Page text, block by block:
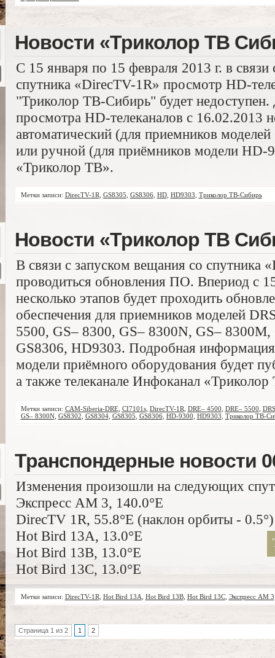
Новости «Триколор ТВ
С 15 января по 15 февраля 2013 г. в
спутника «DirecTV-1R» просмотр HD-
"Триколор ТВ-Сибирь" будет недоступен.
просмотра HD-телеканалов с 16.02.2013
автоматический (для приемников
или ручной (для приёмников модели HD-
«Триколор ТВ».
Метки записи: DirecTV-1R GS8305 GS8306, HD, HD9303 Триколор ТВ-Сибирь
Новости «Триколор ТВ
В связи с запуском вещания со спутника
проводиться обновления ПО. Впериод с
несколько этапов будет проходить
обеспечения для приемников моделей
5500, GS– 8300, GS– 8300N, GS–
GS8306, HD9303. Подробная
модели приёмного оборудования будет
а также телеканале Инфоканал
Метки записи: CAM-Siberia-DRE, CI7101s, DirecTV-1R DRE– 4500 DRE– 5500
GS– 8300N, GS8302 GS8304, GS8305 GS8306, HD-9300 HD9303 Триколор ТВ-
Транспондерные новости
Изменения произошли на следующих
Экспресс AM 3, 140.0°E
DirecTV 1R, 55.8°E (наклон орбиты - 0.5°)
Hot Bird 13A, 13.0°E
Hot Bird 13B, 13.0°E
Hot Bird 13C, 13.0°E
Метки записи: DirecTV-1R Hot Bird 13A Hot Bird 13B, Hot Bird 13C, Экспресс AM 3
Страница 1 из 2 1 2